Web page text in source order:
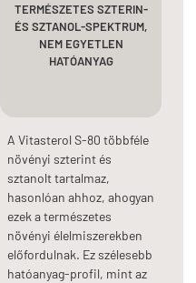
TERMÉSZETES SZTERIN-
ÉS SZTANOL-SPEKTRUM,
NEM EGYETLEN
HATÓANYAG
A Vitasterol S-80 többféle
növényi szterint és
sztanolt tartalmaz,
hasonlóan ahhoz, ahogyan
ezek a természetes
növényi élelmiszerekben
előfordulnak. Ez szélesebb
hatóanyag-profil, mint az